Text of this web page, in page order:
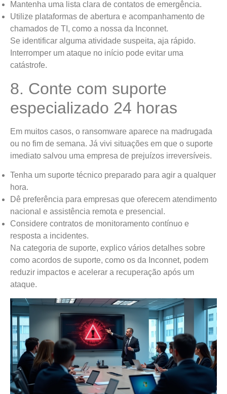
Mantenha uma lista clara de contatos de emergência.
Utilize plataformas de abertura e acompanhamento de
chamados de TI, como a nossa da Inconnet.
Se identificar alguma atividade suspeita, aja rápido.
Interromper um ataque no início pode evitar uma
catástrofe.
8. Conte com suporte
especializado 24 horas
Em muitos casos, o ransomware aparece na madrugada
ou no fim de semana. Já vivi situações em que o suporte
imediato salvou uma empresa de prejuízos irreversíveis.
Tenha um suporte técnico preparado para agir a qualquer
hora.
Dê preferência para empresas que oferecem atendimento
nacional e assistência remota e presencial.
Considere contratos de monitoramento contínuo e
resposta a incidentes.
Na categoria de suporte, explico vários detalhes sobre
como acordos de suporte, como os da Inconnet, podem
reduzir impactos e acelerar a recuperação após um
ataque.